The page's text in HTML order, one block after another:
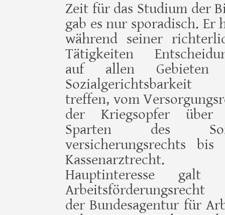
Zeit für das Studium der
gab es nur sporadisch. Er
während seiner
Tätigkeiten
auf allen Gebieten
treffen, vom
der Kriegs­opfer über
Sparten des
versicherungsrechts bis
Kassenarztrecht.
Hauptinteresse galt
Arbeitsförderungsrecht
der Bundesagentur für